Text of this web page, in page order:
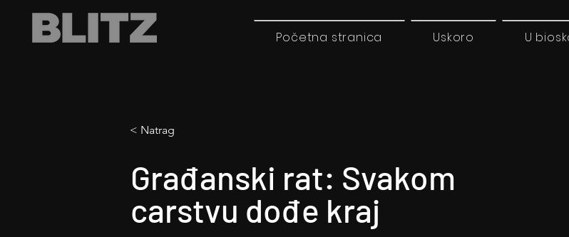
Početna stranica Uskoro U
< Natrag
Građanski rat: Svakom
carstvu dođe kraj